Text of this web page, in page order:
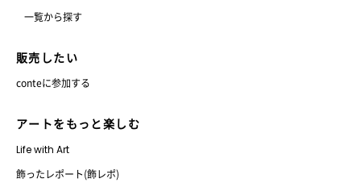
一覧から探す
販売したい
conteに参加する
アートをもっと楽しむ
Life with Art
飾ったレポート(飾レポ)